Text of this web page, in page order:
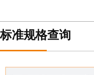
标准规格查询